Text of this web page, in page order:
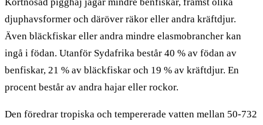
djuphavsformer och däröver räkor eller andra kräftdjur.
Även bläckfiskar eller andra mindre elasmobrancher kan
ingå i födan. Utanför Sydafrika består 40 % av födan av
benfiskar, 21 % av bläckfiskar och 19 % av kräftdjur. En
procent består av andra hajar eller rockor.
Den föredrar tropiska och tempererade vatten mellan 50-732